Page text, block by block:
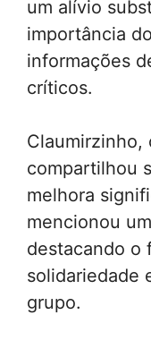
um alívio
importância
informações
críticos.
Claumirzinho,
compartilhou
melhora
mencionou
destacando o
solidariedade
grupo.